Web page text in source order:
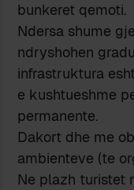
bunkeret qemoti.
Ndersa shume
ndryshohen
infrastruktura
e kushtueshme
permanente.
Dakort dhe me
ambienteve (te
Ne plazh turistet